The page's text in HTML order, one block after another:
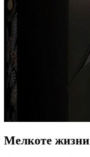
Мелкоте жизни